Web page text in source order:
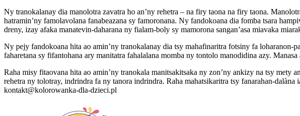
Ny tranokalanay dia manolotra zavatra ho an’ny rehetra – na firy taona na firy taona.
hatramin’ny famolavolana fanabeazana sy famoronana. Ny fandokoana dia fomba tsara
dreny, izay afaka manatevin-daharana ny fialam-boly sy mamorona sangan’asa miavaka
Ny pejy fandokoana hita ao amin’ny tranokalanay dia tsy mahafinaritra fotsiny fa loharanon-
faharetana sy fifantohana ary manitatra fahalalana momba ny tontolo manodidina azy.
Raha misy fitaovana hita ao amin’ny tranokala manitsakitsaka ny zon’ny ankizy na tsy mety
rehetra ny tolotray, indrindra fa ny tanora indrindra. Raha mahatsikaritra tsy fanarahan-
kontakt@kolorowanka-dla-dzieci.pl